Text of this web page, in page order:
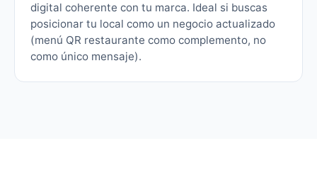
digital coherente con tu marca. Ideal si buscas
posicionar tu local como un negocio actualizado
(menú QR restaurante como complemento, no
como único mensaje).